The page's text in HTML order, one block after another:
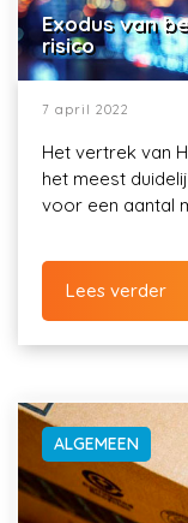
Exodus van
risico
7 april 2022
Het vertrek van
het meest
voor een aantal
Lees verder
ALGEMEEN